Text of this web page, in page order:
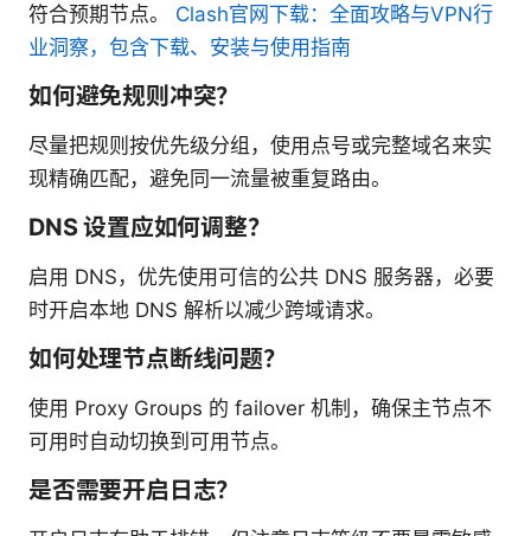
符合预期节点。 Clash官网下载：全面攻略与VPN行
业洞察，包含下载、安装与使用指南
如何避免规则冲突？
尽量把规则按优先级分组，使用点号或完整域名来实
现精确匹配，避免同一流量被重复路由。
DNS 设置应如何调整？
启用 DNS，优先使用可信的公共 DNS 服务器，必要
时开启本地 DNS 解析以减少跨域请求。
如何处理节点断线问题？
使用 Proxy Groups 的 failover 机制，确保主节点不
可用时自动切换到可用节点。
是否需要开启日志？